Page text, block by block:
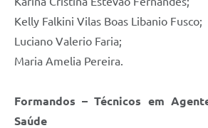
Kelly Falkini Vilas Boas Libanio Fusco;
Luciano Valerio Faria;
Maria Amelia Pereira.
Formandos – Técnicos em
Saúde